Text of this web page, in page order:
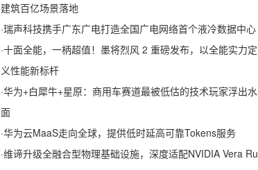
建筑百亿场景落地
·瑞声科技携手广东广电打造全国广电网络首个液冷数据中心
·十面全能，一柄超值！墨将烈风 2 重磅发布，以全能实力定
义性能新标杆
·华为+白犀牛+星原：商用车赛道最被低估的技术玩家浮出水
面
·华为云MaaS走向全球，提供低时延高可靠Tokens服务
·维谛升级全融合型物理基础设施，深度适配NVIDIA Vera Ru